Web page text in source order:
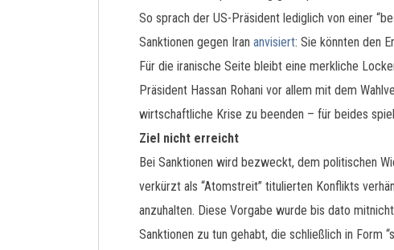
So sprach der US-Präsident lediglich von einer
Sanktionen gegen Iran anvisiert: Sie könnten den
Für die iranische Seite bleibt eine merkliche
Präsident Hassan Rohani vor allem mit dem
wirtschaftliche Krise zu beenden – für beides
Ziel nicht erreicht
Bei Sanktionen wird bezweckt, dem politischen
verkürzt als “Atomstreit” titulierten Konflikts
anzuhalten. Diese Vorgabe wurde bis dato
Sanktionen zu tun gehabt, die schließlich in Form